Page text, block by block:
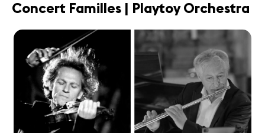
Concert Familles | Playtoy Orchestra